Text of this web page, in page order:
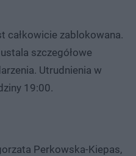
całkowicie zablokowana.
szczegółowe
Utrudnienia w
19:00.
Perkowska-Kiepas,